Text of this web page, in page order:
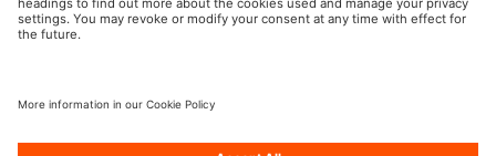
Condizioni generali di utilizzo